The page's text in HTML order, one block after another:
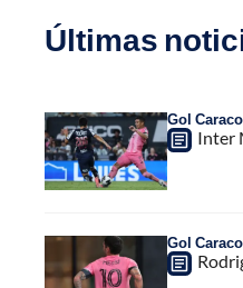
Últimas
Gol
Inter
Gol